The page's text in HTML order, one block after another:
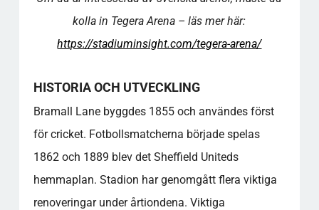
kolla in Tegera Arena – läs mer här:
https://stadiuminsight.com/tegera-arena/
HISTORIA OCH UTVECKLING
Bramall Lane byggdes 1855 och användes först
för cricket. Fotbollsmatcherna började spelas
1862 och 1889 blev det Sheffield Uniteds
hemmaplan. Stadion har genomgått flera viktiga
renoveringar under årtiondena. Viktiga